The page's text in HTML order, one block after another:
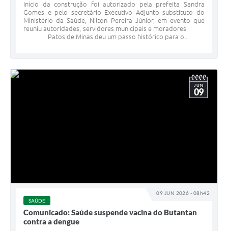
Início da construção foi autorizado pela prefeita Sandra
Gomes e pelo secretário Executivo Adjunto substituto do
Ministério da Saúde, Nilton Pereira Júnior, em evento que
reuniu autoridades, servidores municipais e moradores
Patos de Minas deu um passo histórico para o...
09 JUN 2026 - 08h42
JUN
09
SAÚDE
Comunicado: Saúde suspende vacina do Butantan
contra a dengue